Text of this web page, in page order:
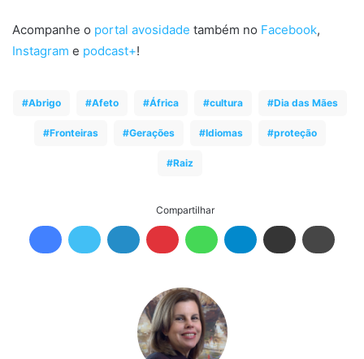
Acompanhe o portal avosidade também no Facebook,
Instagram e podcast+!
Abrigo Afeto África cultura Dia das Mães
Fronteiras Gerações Idiomas proteção
Raiz
Compartilhar